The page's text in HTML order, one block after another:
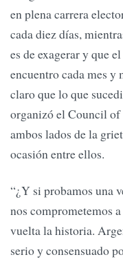
en plena carrera
cada diez días,
es de exagerar y que
encuentro cada mes y
claro que lo que
organizó el Council of
ambos lados de la
ocasión entre ellos.
“¿Y si probamos una
nos comprometemos
vuelta la historia.
serio y consensuado